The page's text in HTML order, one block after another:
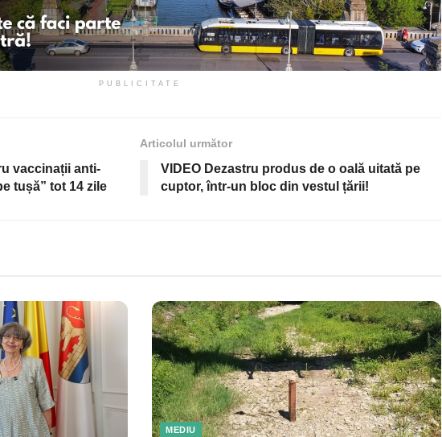
PUBLICITATE
vaccinații anti-
tușă” tot 14 zile
Articolul următor
VIDEO Dezastru produs de o oală uitată pe
cuptor, într-un bloc din vestul țării!
MEDIU